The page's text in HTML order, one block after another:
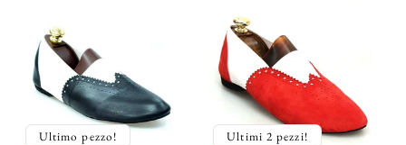
Ultimo pezzo!
Ultimi 2 pezzi!